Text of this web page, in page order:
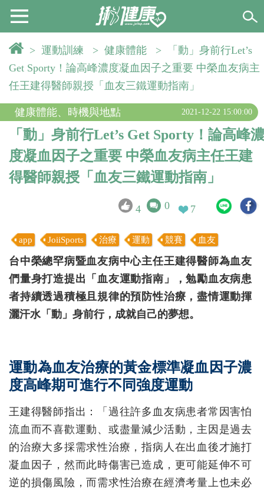
> 運動訓練 > 健康體能 >
「動」身前行Let’s
Get Sporty！論高峰濃度凝血因子之重要 中榮血友病主
任王建得醫師親授「血友三鐵運動指南」
健康體能、 時機與地點 2021-12-22 15:00:00
「動」身前行Let’s Get Sporty！論高峰濃
度凝血因子之重要 中榮血友病主任王建
得醫師親授「血友三鐵運動指南」
4 0 7
app JoiiSports 治療 運動 競賽 血友
台中榮總罕病暨血友病中心主任王建得醫師為血友
們量身打造提出「血友運動指南」，勉勵血友病患
者持續透過積極且規律的預防性治療，盡情運動揮
灑汗水「動」身前行，成就自己的夢想。
運動為血友治療的黃金標準凝血因子濃
度高峰期可進行不同強度運動
王建得醫師指出：「過往許多血友病患者常因害怕
流血而不喜歡運動、或盡量減少活動，主因是過去
的治療大多採需求性治療，指病人在出血後才施打
凝血因子，然而此時傷害已造成，更可能延伸不可
逆的損傷風險，而需求性治療在經濟考量上也未必